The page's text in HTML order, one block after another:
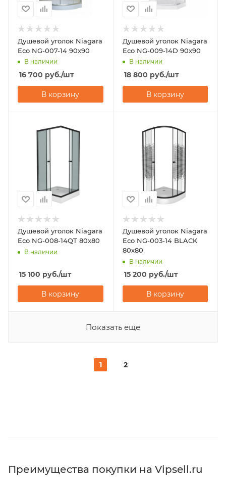
Душевой уголок Niagara
Eco NG-007-14 90х90
В наличии
16 700 руб./шт
В корзину
Душевой уголок Niagara
Eco NG-009-14D 90х90
В наличии
18 800 руб./шт
В корзину
Душевой уголок Niagara
Eco NG-008-14QT 80х80
В наличии
15 100 руб./шт
В корзину
Душевой уголок Niagara
Eco NG-003-14 BLACK
80х80
В наличии
15 200 руб./шт
В корзину
Показать еще
1 2
Преимущества покупки на Vipsell.ru